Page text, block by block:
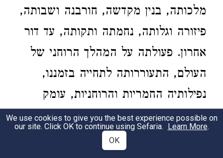
מלכותה, בנין מקדשה, חורבנה ושבותה,
פיזורה וגלותה, נחמתה ותקותה, עד דור
אחרון. פעולתה על המהלך הרוחני של
העולם, התעוררותה לתחייה בזמננו,
נפילותיה החמריות והרוחניות, עומק
המחשבה האלהית המתגלה בעוצם
הירידות, כונניותם לטובה לאישיה
We use cookies to give you the best experience possible on
our site. Click OK to continue using Sefaria. Learn More.
OK